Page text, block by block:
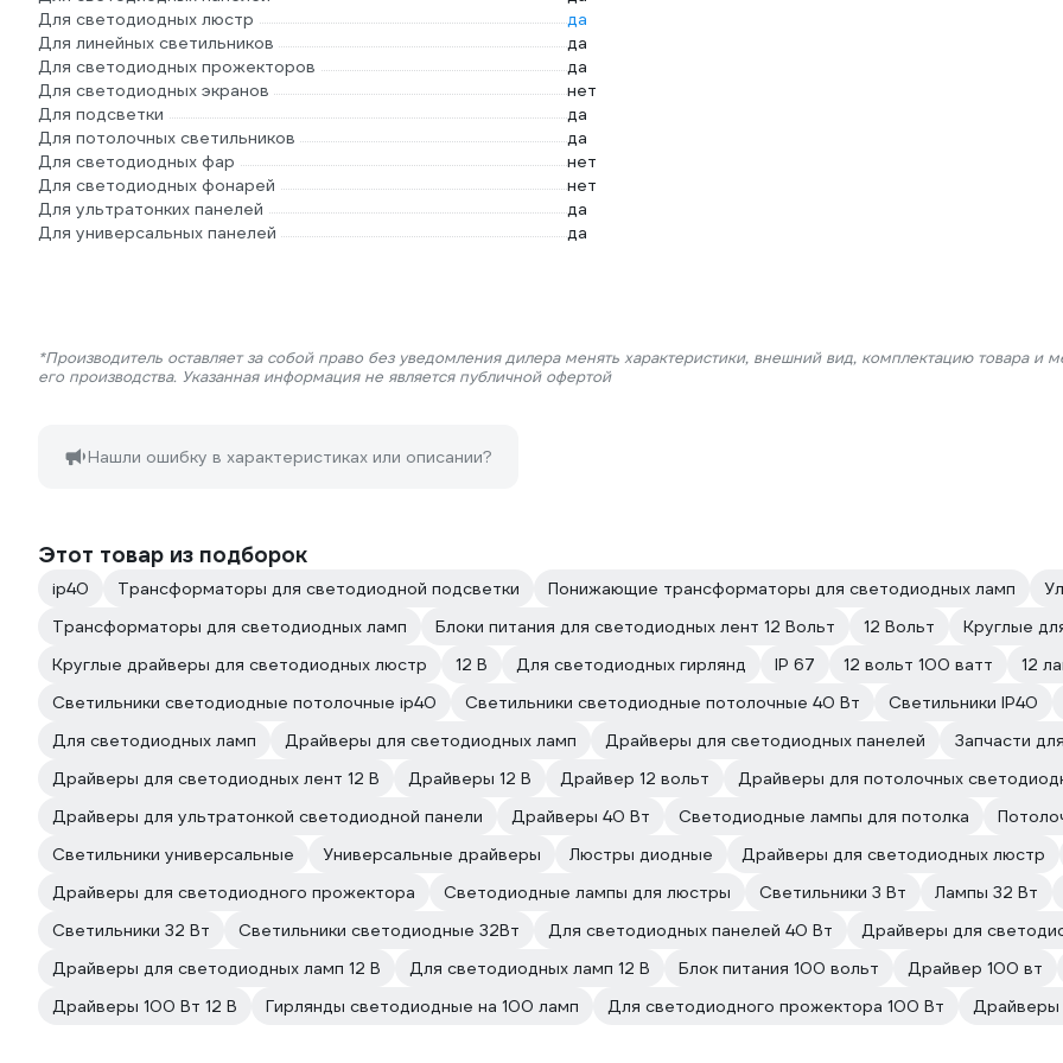
Для светодиодных люстр
да
Для линейных светильников
да
Для светодиодных прожекторов
да
Для светодиодных экранов
нет
Для подсветки
да
Для потолочных светильников
да
Для светодиодных фар
нет
Для светодиодных фонарей
нет
Для ультратонких панелей
да
Для универсальных панелей
да
*Производитель оставляет за собой право без уведомления дилера менять характеристики, внешний вид, комплектацию товара и
его производства. Указанная информация не является публичной офертой
Нашли ошибку в характеристиках или описании?
Этот товар из подборок
ip40 Трансформаторы для светодиодной подсветки Понижающие трансформаторы для светодиодных ламп
Трансформаторы для светодиодных ламп
Блоки питания для светодиодных лент 12 Вольт 12 Вольт
Круглые
Круглые драйверы для светодиодных люстр
12 В Для светодиодных гирлянд IP 67 12 вольт 100 ватт
12
Светильники светодиодные потолочные ip40
Светильники светодиодные потолочные 40 Вт
Светильники IP40
Для светодиодных ламп
Драйверы для светодиодных ламп Драйверы для светодиодных панелей
Запчасти
Драйверы для светодиодных лент 12 В
Драйверы 12 В Драйвер 12 вольт
Драйверы для потолочных
Драйверы для ультратонкой светодиодной панели
Драйверы 40 Вт Светодиодные лампы для потолка
Светильники универсальные
Универсальные драйверы Люстры диодные
Драйверы для светодиодных люстр
Драйверы для светодиодного прожектора
Светодиодные лампы для люстры Светильники 3 Вт
Лампы 32 Вт
Светильники 32 Вт
Светильники светодиодные 32Вт Для светодиодных панелей 40 Вт
Драйверы для
Драйверы для светодиодных ламп 12 В
Для светодиодных ламп 12 В Блок питания 100 вольт
Драйвер 100 вт
Драйверы 100 Вт 12 В
Гирлянды светодиодные на 100 ламп Для светодиодного прожектора 100 Вт Драйверы